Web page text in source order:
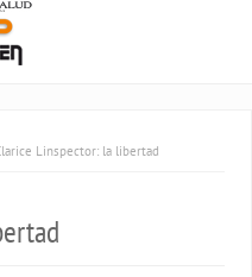
Linspector: la libertad